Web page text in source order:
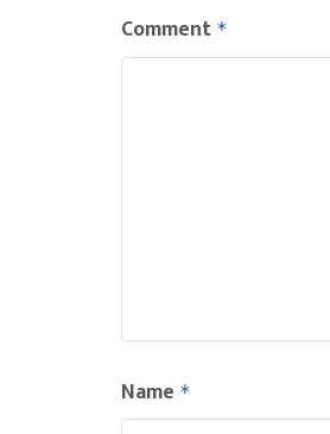
Comment *
Name *